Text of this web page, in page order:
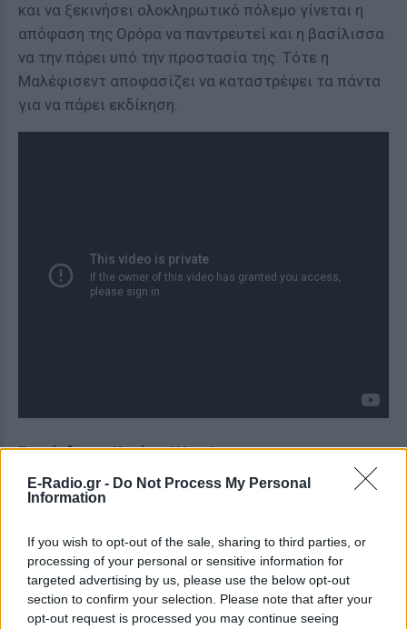
E-Radio.gr - Do Not Process My Personal
Information
If you wish to opt-out of the sale, sharing to third parties, or
processing of your personal or sensitive information for
targeted advertising by us, please use the below opt-out
section to confirm your selection. Please note that after your
opt-out request is processed you may continue seeing
και να ξεκινήσει ολοκληρωτικό πόλεμο γίνεται η
απόφαση της Ορόρα να παντρευτεί και η βασίλισσα
να την πάρει υπό την προστασία της. Τότε η
Μαλέφισεντ αποφασίζει να καταστρέψει τα πάντα
για να πάρει εκδίκηση.
Επικίνδυνες Κυρίες / Hustlers
της Λορίν Σκαφάρια. Με τους Κόνστανς Γου, Τζένιφερ
Περιπέτεια 2019, ΗΠΑ 110’
Μια παρέα από στpίπερς στην Νέα Υόρκη βλέπουν
κατά την περίοδο της οικονομικής κρίσης του 2008,